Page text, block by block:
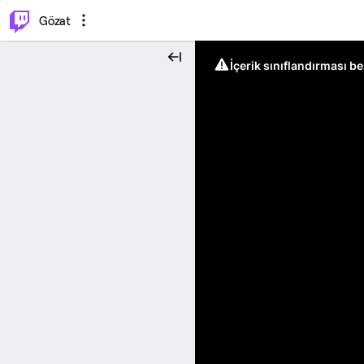
Gözat
İçerik sınıflandırması